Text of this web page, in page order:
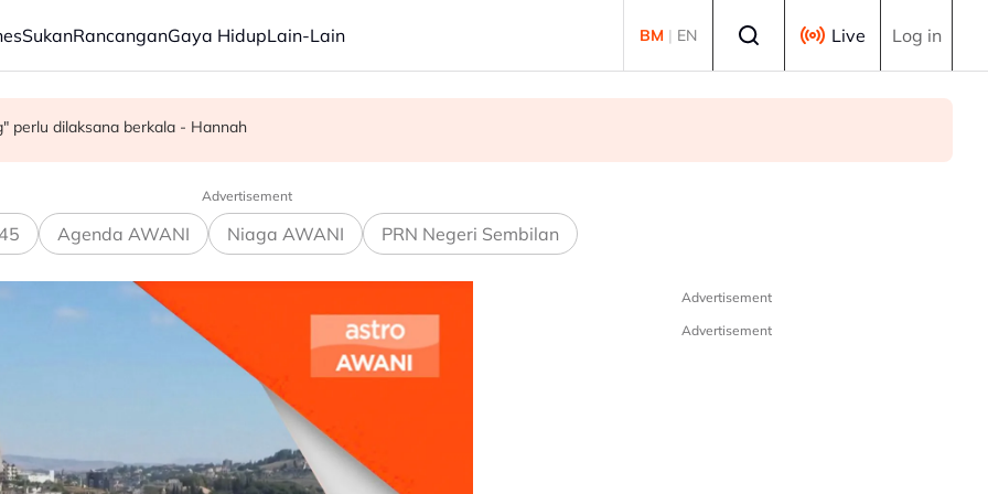
SukanRancanganGaya HidupLain-Lain BM | EN Live Log in
Kuala Lumpur
perlu dilaksana berkala - Hannah
rasuah kepada pegawai jas
Advertisement
Agenda AWANI Niaga AWANI PRN Negeri Sembilan
Advertisement
Advertisement